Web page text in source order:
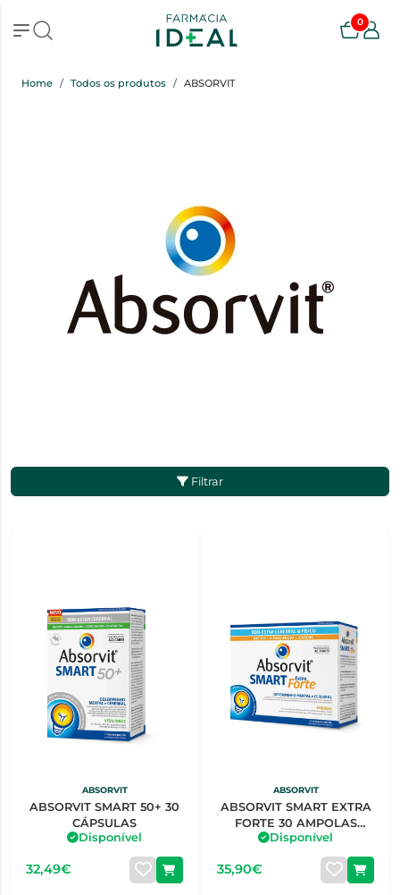
0
Home Todos os produtos ABSORVIT
Filtrar
ABSORVIT
ABSORVIT SMART 50+ 30
CÁPSULAS
Disponível
32,49€
ABSORVIT
ABSORVIT SMART EXTRA
FORTE 30 AMPOLAS
BEBÍVEIS 10ML
Disponível
35,90€